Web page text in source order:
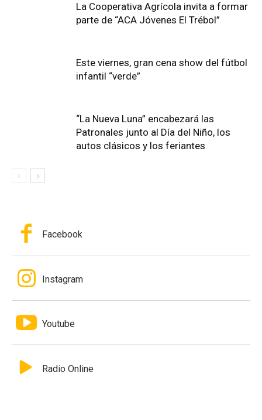
La Cooperativa Agrícola invita a formar
parte de “ACA Jóvenes El Trébol”
Este viernes, gran cena show del fútbol
infantil “verde”
“La Nueva Luna” encabezará las
Patronales junto al Día del Niño, los
autos clásicos y los feriantes
Facebook
Instagram
Youtube
Radio Online